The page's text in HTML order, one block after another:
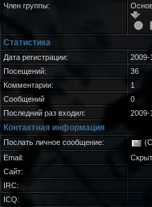
Член группы:
Статистика
Дата регистрации:
2009-
Посещений:
36
Комментарии:
1
Сообщений
0
Последний раз входил:
2009-
Контактная информация
Послать личное сообщение:
Email:
Сайт:
IRC:
ICQ: